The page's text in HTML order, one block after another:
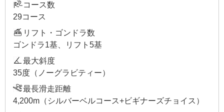
コース数
29コース
リフト・ゴンドラ数
ゴンドラ1基、リフト5基
最大斜度
35度（ノーグラビティー）
最長滑走距離
4,200m（シルバーベルコース+ビギナーズチョイス）